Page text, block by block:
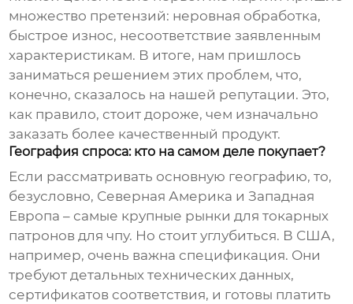
множество претензий: неровная обработка,
быстрое износ, несоответствие заявленным
характеристикам. В итоге, нам пришлось
заниматься решением этих проблем, что,
конечно, сказалось на нашей репутации. Это,
как правило, стоит дороже, чем изначально
заказать более качественный продукт.
География спроса: кто на самом деле покупает?
Если рассматривать основную географию, то,
безусловно, Северная Америка и Западная
Европа – самые крупные рынки длятокарных
патронов для чпу. Но стоит углубиться. В США,
например, очень важна спецификация. Они
требуют детальных технических данных,
сертификатов соответствия, и готовы платить